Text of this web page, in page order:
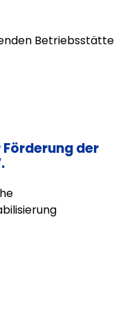
Betriebsstätte
der